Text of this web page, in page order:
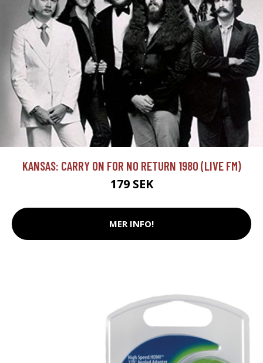
KANSAS: CARRY ON FOR NO RETURN 1980 (LIVE FM)
179 SEK
MER INFO!